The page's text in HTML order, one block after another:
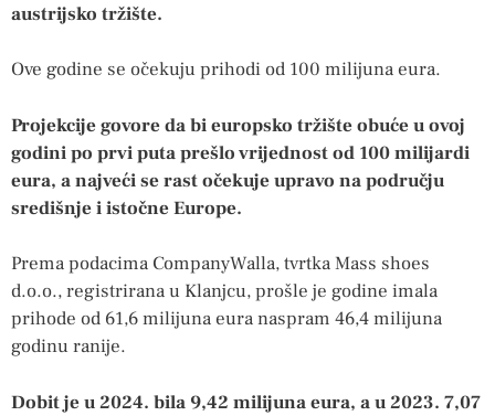
austrijsko tržište.
Ove godine se očekuju prihodi od 100 milijuna eura.
Projekcije govore da bi europsko tržište obuće u ovoj
godini po prvi puta prešlo vrijednost od 100 milijardi
eura, a najveći se rast očekuje upravo na području
središnje i istočne Europe.
Prema podacima CompanyWalla, tvrtka Mass shoes
d.o.o., registrirana u Klanjcu, prošle je godine imala
prihode od 61,6 milijuna eura naspram 46,4 milijuna
godinu ranije.
Dobit je u 2024. bila 9,42 milijuna eura, a u 2023. 7,07